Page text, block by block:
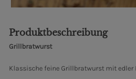
Produktbeschreibung
Grillbratwurst
Klassische feine Grillbratwurst mit edler